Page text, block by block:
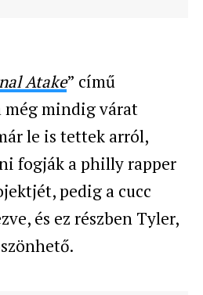
Atake” című
még mindig várat
le is tettek arról,
fogják a philly rapper
pedig a cucc
és ez részben Tyler,